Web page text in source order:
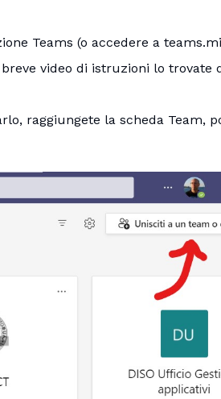
Teams (o accedere a
video di istruzioni lo trovate
raggiungete la scheda Team,